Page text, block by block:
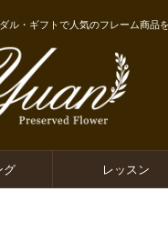
・ギフトで人気のフレーム商品
グ レッスン